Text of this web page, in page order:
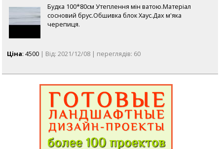
Будка 100*80см Утеплення мін ватою.Матеріал
сосновий брус.Обшивка блок Хаус.Дах м'яка
черепиця.
Ціна: 4500 | Від: 2021/12/08 | переглядів: 60